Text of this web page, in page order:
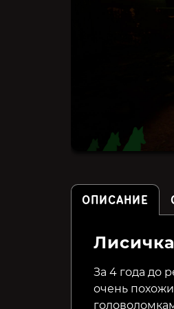
57%
ОПИСАНИЕ
За 4 года до
очень